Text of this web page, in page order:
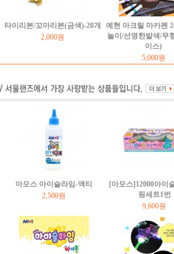
타이리본/꼬마리본(금색)-20개
2,000원
예현 아크릴 마카펜
놀이/선명한발색/무
이스)
5,000원
아모스 아이슬라임-액티
2,500원
[아모스]12000아이
핑세트1번
9,600원